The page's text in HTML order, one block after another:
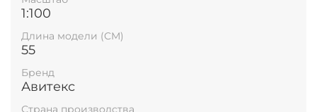
1:100
Длина модели (СМ)
55
Бренд
Авитекс
Страна производства